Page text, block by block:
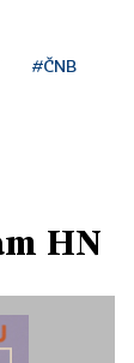
#ČNB
HN